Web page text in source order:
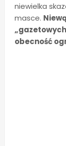
niewielka
masce.
obecność